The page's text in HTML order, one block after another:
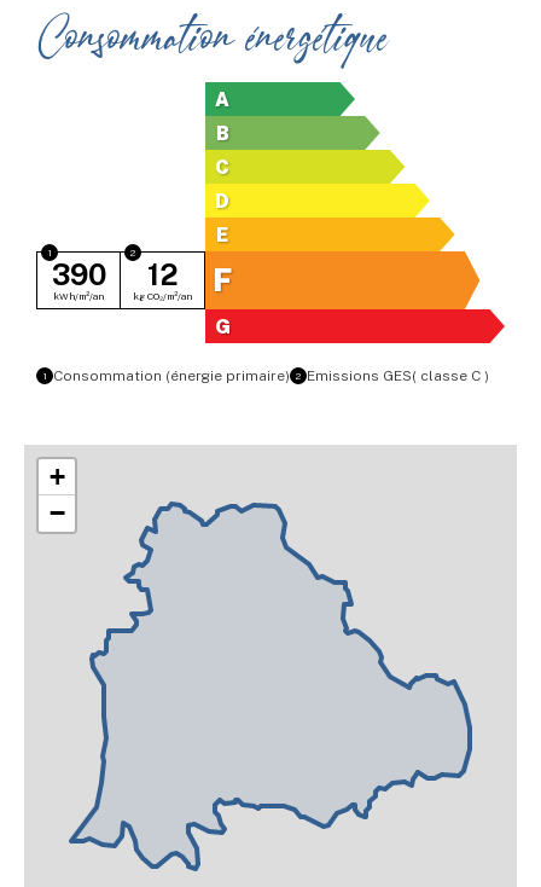
Consommation énergétique
A
B
C
D
E
F
390
kWh/m²/an
12
kg CO₂/m²/an
G
1 Consommation (énergie primaire) 2 Emissions GES( classe C )
+
−